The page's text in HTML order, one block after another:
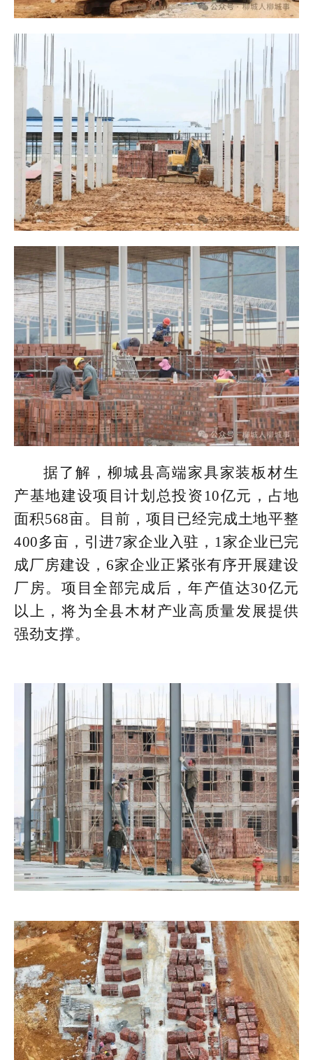
据了解，柳城县高端家具家装板材生
产基地建设项目计划总投资10亿元，占地
面积568亩。目前，项目已经完成土地平整
400多亩，引进7家企业入驻，1家企业已完
成厂房建设，6家企业正紧张有序开展建设
厂房。项目全部完成后，年产值达30亿元
以上，将为全县木材产业高质量发展提供
强劲支撑。